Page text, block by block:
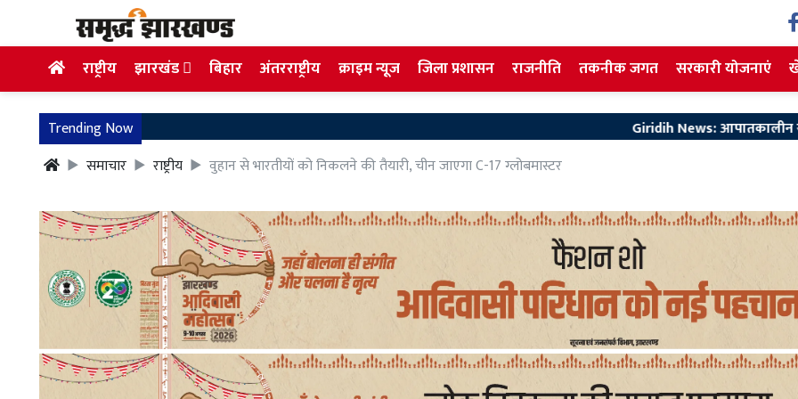
राष्ट्रीय झारखंड बिहार अंतरराष्ट्रीय क्राइम न्यूज जिला प्रशासन राजनीति तकनीक जगत सरकारी योजनाएं
Trending Now Giridih News: आपातकालीन सेवाएं होंगी और तेज,
समाचार
राष्ट्रीय वुहान से भारतीयों को निकलने की तैयारी, चीन जाएगा C-17 ग्लोबमास्टर